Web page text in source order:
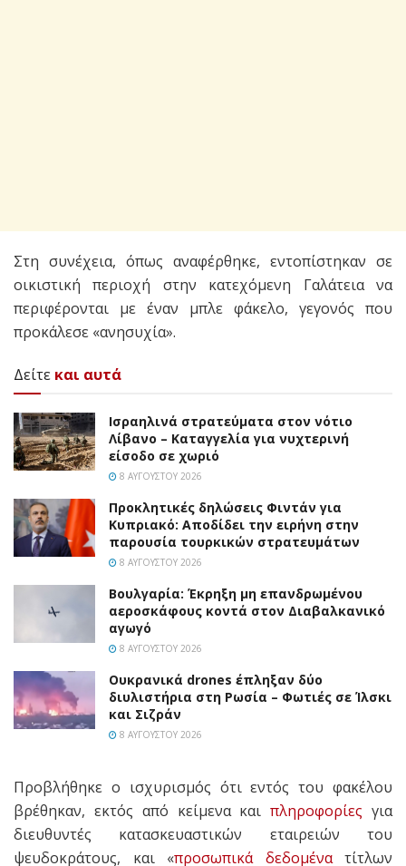
Στη συνέχεια, όπως αναφέρθηκε, εντοπίστηκαν σε
οικιστική περιοχή στην κατεχόμενη Γαλάτεια να
περιφέρονται με έναν μπλε φάκελο, γεγονός που
προκάλεσε «ανησυχία».
Δείτε και αυτά
Ισραηλινά στρατεύματα στον νότιο
Λίβανο – Καταγγελία για νυχτερινή
είσοδο σε χωριό
8 ΑΥΓΟΎΣΤΟΥ 2026
Προκλητικές δηλώσεις Φιντάν για
Κυπριακό: Αποδίδει την ειρήνη στην
παρουσία τουρκικών στρατευμάτων
8 ΑΥΓΟΎΣΤΟΥ 2026
Βουλγαρία: Έκρηξη μη επανδρωμένου
αεροσκάφους κοντά στον Διαβαλκανικό
αγωγό
8 ΑΥΓΟΎΣΤΟΥ 2026
Ουκρανικά drones έπληξαν δύο
διυλιστήρια στη Ρωσία – Φωτιές σε Ίλσκι
και Σιζράν
8 ΑΥΓΟΎΣΤΟΥ 2026
Προβλήθηκε ο ισχυρισμός ότι εντός του φακέλου
βρέθηκαν, εκτός από κείμενα καιπληροφορίες για
διευθυντές κατασκευαστικών εταιρειών του
ψευδοκράτους, και «προσωπικά δεδομένατίτλων